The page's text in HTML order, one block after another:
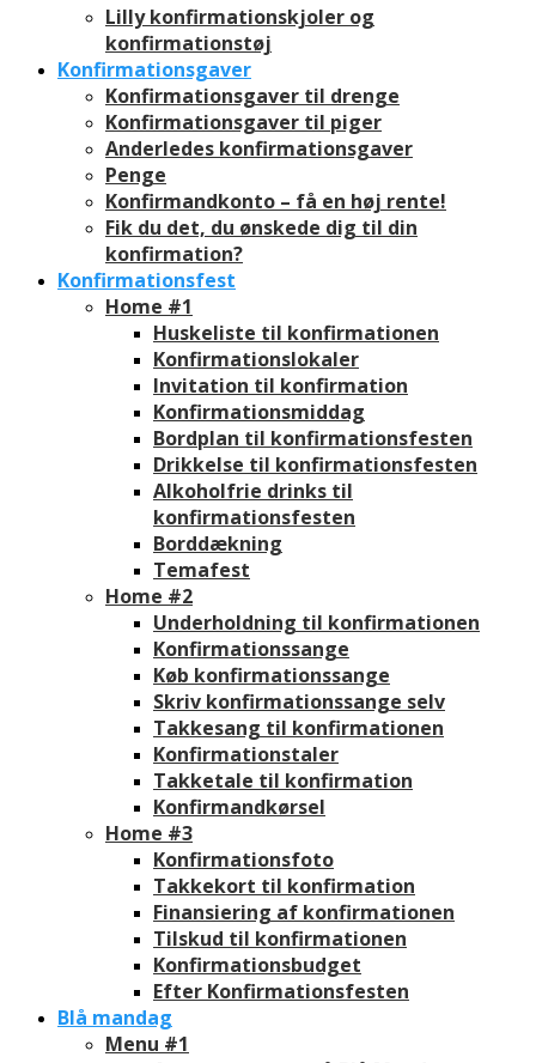
Lilly konfirmationskjoler og
konfirmationstøj
Konfirmationsgaver
Konfirmationsgaver til drenge
Konfirmationsgaver til piger
Anderledes konfirmationsgaver
Penge
Konfirmandkonto – få en høj rente!
Fik du det, du ønskede dig til din
konfirmation?
Konfirmationsfest
Home #1
Huskeliste til konfirmationen
Konfirmationslokaler
Invitation til konfirmation
Konfirmationsmiddag
Bordplan til konfirmationsfesten
Drikkelse til konfirmationsfesten
Alkoholfrie drinks til
konfirmationsfesten
Borddækning
Temafest
Home #2
Underholdning til konfirmationen
Konfirmationssange
Køb konfirmationssange
Skriv konfirmationssange selv
Takkesang til konfirmationen
Konfirmationstaler
Takketale til konfirmation
Konfirmandkørsel
Home #3
Konfirmationsfoto
Takkekort til konfirmation
Finansiering af konfirmationen
Tilskud til konfirmationen
Konfirmationsbudget
Efter Konfirmationsfesten
Blå mandag
Menu #1